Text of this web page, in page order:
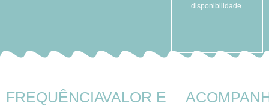
disponibilidade.
FREQUÊNCIAVALOR E